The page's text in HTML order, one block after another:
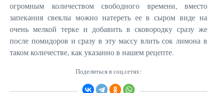
огромным количеством свободного времени, вместо
запекания свеклы можно натереть ее в сыром виде на
очень мелкой терке и добавить в сковородку сразу же
после помидоров и сразу в эту массу влить сок лимона в
таком количестве, как указанно в нашем рецепте.
Поделиться в соц.сетях: